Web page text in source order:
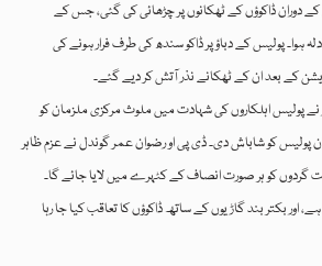
کے دوران ڈاکوؤں کے ٹھکانوں پر چڑھائی کی گئی، جس کے
ہوا۔ پولیس کے دباؤ پر ڈاکو سندھ کی طرف فرار ہونے کی
کے بعد ان کے ٹھکانے نذر آتش کر دیے گئے۔
نے پولیس اہلکاروں کی شہادت میں ملوث مرکزی ملزمان کو
پولیس کو شاباش دی۔ ڈی پی او رضوان عمر گوندل نے عزم ظاہر
گردوں کو ہر صورت انصاف کے کٹہرے میں لایا جائے گا۔
اور بکتر بند گاڑیوں کے ساتھ ڈاکوؤں کا تعاقب کیا جا رہا